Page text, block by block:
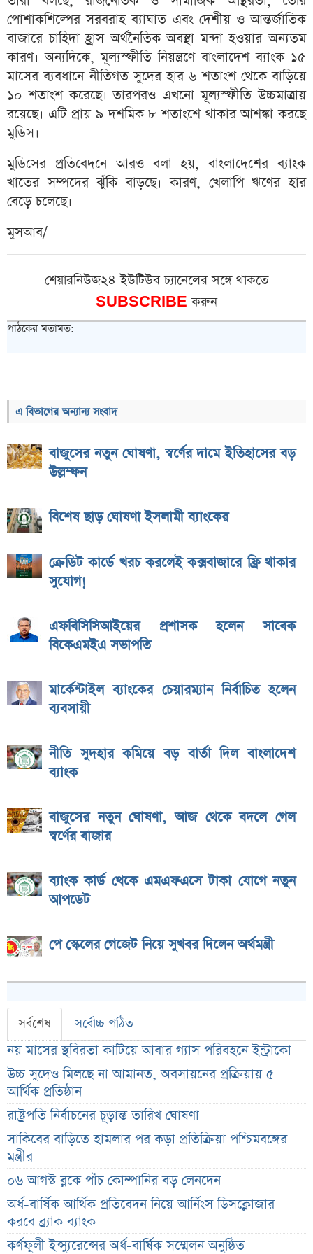
পোশাকশিল্পের সরবরাহ ব্যাঘাত এবং দেশীয় ও আন্তর্জাতিক
বাজারে চাহিদা হ্রাস অর্থনৈতিক অবস্থা মন্দা হওয়ার অন্যতম
কারণ। অন্যদিকে, মূল্যস্ফীতি নিয়ন্ত্রণে বাংলাদেশ ব্যাংক ১৫
মাসের ব্যবধানে নীতিগত সুদের হার ৬ শতাংশ থেকে বাড়িয়ে
১০ শতাংশ করেছে। তারপরও এখনো মূল্যস্ফীতি উচ্চমাত্রায়
রয়েছে। এটি প্রায় ৯ দশমিক ৮ শতাংশে থাকার আশঙ্কা করছে
মুডিস।
মুডিসের প্রতিবেদনে আরও বলা হয়, বাংলাদেশের ব্যাংক
খাতের সম্পদের ঝুঁকি বাড়ছে। কারণ, খেলাপি ঋণের হার
বেড়ে চলেছে।
মুসআব/
শেয়ারনিউজ২৪ ইউটিউব চ্যানেলের সঙ্গে থাকতে
SUBSCRIBEকরুন
পাঠকের মতামত:
এ বিভাগের অন্যান্য সংবাদ
বাজুসের নতুন ঘোষণা, স্বর্ণের দামে ইতিহাসের বড়
উল্লম্ফন
বিশেষ ছাড় ঘোষণা ইসলামী ব্যাংকের
ক্রেডিট কার্ডে খরচ করলেই কক্সবাজারে ফ্রি থাকার
সুযোগ!
এফবিসিসিআইয়ের প্রশাসক হলেন সাবেক
বিকেএমইএ সভাপতি
মার্কেন্টাইল ব্যাংকের চেয়ারম্যান নির্বাচিত হলেন
ব্যবসায়ী
নীতি সুদহার কমিয়ে বড় বার্তা দিল বাংলাদেশ
ব্যাংক
বাজুসের নতুন ঘোষণা, আজ থেকে বদলে গেল
স্বর্ণের বাজার
ব্যাংক কার্ড থেকে এমএফএসে টাকা যোগে নতুন
আপডেট
পে স্কেলের গেজেট নিয়ে সুখবর দিলেন অর্থমন্ত্রী
সর্বশেষ সর্বোচ্চ পঠিত
নয় মাসের স্থবিরতা কাটিয়ে আবার গ্যাস পরিবহনে ইন্ট্রাকো
উচ্চ সুদেও মিলছে না আমানত, অবসায়নের প্রক্রিয়ায় ৫
আর্থিক প্রতিষ্ঠান
রাষ্ট্রপতি নির্বাচনের চূড়ান্ত তারিখ ঘোষণা
সাকিবের বাড়িতে হামলার পর কড়া প্রতিক্রিয়া পশ্চিমবঙ্গের
মন্ত্রীর
০৬ আগস্ট ব্লকে পাঁচ কোম্পানির বড় লেনদেন
অর্ধ-বার্ষিক আর্থিক প্রতিবেদন নিয়ে আর্নিংস ডিসক্লোজার
করবে ব্র্যাক ব্যাংক
কর্ণফুলী ইন্স্যুরেন্সের অর্ধ-বার্ষিক সম্মেলন অনুষ্ঠিত